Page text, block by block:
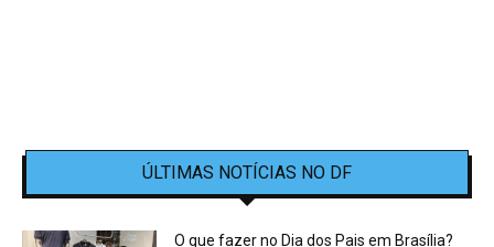
ÚLTIMAS NOTÍCIAS NO DF
O que fazer no Dia dos Pais em Brasília?